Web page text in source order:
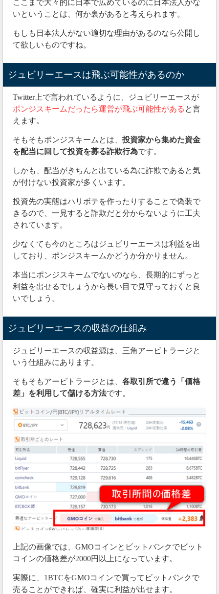
い状況になっています。
ここまで大々的に日本で広めているのに日本法人がな
いということは、何か裏があると考えられます。
もしも日本法人がない適切な理由があるのなら公開し
て欲しいものですね。
ジュビリーエースは飛ぶ可能性があるのか
Twitter上で言われているように、ジュビリーエースが
ポンジスキームだったら運営が飛ぶ可能性がある と言
えます。
そもそもポンジスキームとは、 投資家から集めた資金
を配当に回して投資を募る詐欺行為です。
しかも、配当がきちんと出ている為に詐欺であると気
が付けない投資家が多くいます。
投資先の実態はハリボテを作ったりすることで偽装で
きるので、一見すると詐欺だと分からないように工夫
されています。
少なくても今のところはジュビリーエースは利益を出
しており、ポンジスキームかどうか分かりません。
本当にポンジスキームでないのなら、長期的にずっと
利益を出せるでしょうから長い目で見守っておくと良
いでしょう。
ジュビリーエースの収益の仕組み
ジュビリーエースの収益源は、三角アービトラージと
いう仕組みにあります。
そもそもアービトラージとは、 各取引所で違う「価格
差」を利用して儲ける方法です。
上記の画像では、GMOコインとビットバンクでビット
コインの価格差が2000円以上になっています。
実際に、1BTCをGMOコインで買ってビットバンクで
売ることができれば、確実に利益が出せます。